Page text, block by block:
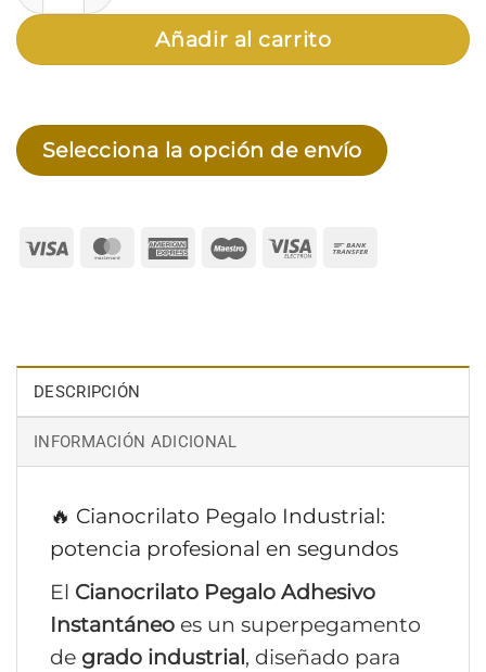
Añadir al carrito
Selecciona la opción de envío
Visa MasterCardAmericanMaestroVisa
DESCRIPCIÓN
INFORMACIÓN ADICIONAL
🔥 Cianocrilato Pegalo Industrial:
potencia profesional en segundos
El Cianocrilato Pegalo Adhesivo
Instantáneo es un superpegamento
de grado industrial, diseñado para